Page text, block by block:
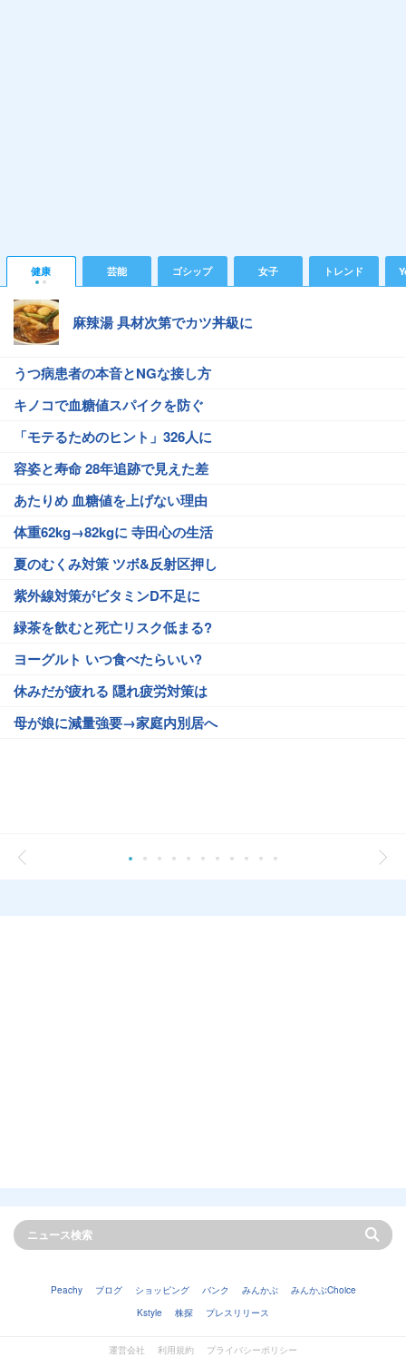
健康 芸能 ゴシップ 女子 トレンド
麻辣湯 具材次第でカツ丼級に
うつ病患者の本音とNGな接し方
キノコで血糖値スパイクを防ぐ
「モテるためのヒント」326人に
容姿と寿命 28年追跡で見えた差
あたりめ 血糖値を上げない理由
体重62kg→82kgに 寺田心の生活
夏のむくみ対策 ツボ&反射区押し
紫外線対策がビタミンD不足に
緑茶を飲むと死亡リスク低まる?
ヨーグルト いつ食べたらいい?
休みだが疲れる 隠れ疲労対策は
母が娘に減量強要→家庭内別居へ
Peachy ブログ ショッピング バンク みんかぶ
みんかぶChoice
Kstyle
株探 プレスリリース
運営会社 利用規約
プライバシーポリシー